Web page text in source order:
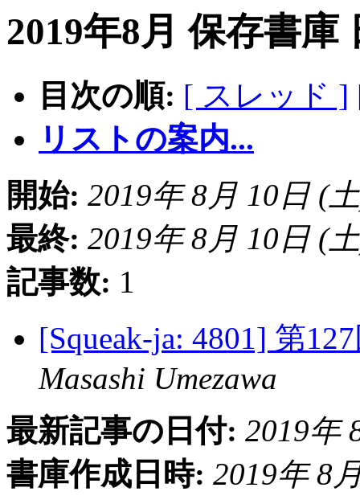
2019年8月 保存書庫
目次の順: [ スレッド ]
リストの案内...
開始: 2019年 8月 10日 (
最終: 2019年 8月 10日 (
記事数: 1
[Squeak-ja: 4801] 第
Masashi Umezawa
最新記事の日付: 2019年
書庫作成日時: 2019年 8